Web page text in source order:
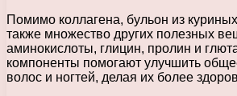
Помимо коллагена, бульон из
также множество других полезных
аминокислоты, глицин, пролин и
компоненты помогают улучшить
волос и ногтей, делая их более